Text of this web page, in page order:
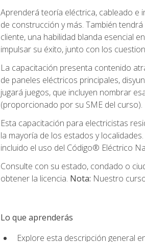
Aprenderá teoría eléctrica, cableado e
de construcción y más. También
cliente, una habilidad blanda esencial
impulsar su éxito, junto con los
La capacitación presenta contenido
de paneles eléctricos principales,
jugará juegos, que incluyen nombrar
(proporcionado por su SME del curso).
Esta capacitación para electricistas
la mayoría de los estados y
incluido el uso del Código® Eléctrico
Consulte con su estado, condado o
obtener la licencia. Nota: Nuestro
Lo que aprenderás
Explore esta descripción general